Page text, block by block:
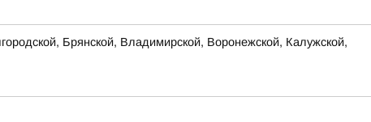
Брянской, Владимирской, Воронежской, Калужской,